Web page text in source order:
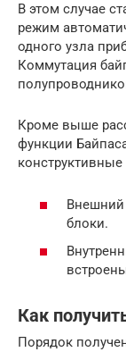
В этом случае
режим
одного узла
Коммутация
Кроме выше
функции
конструктивные
Внешний
блоки.
Как
Порядок